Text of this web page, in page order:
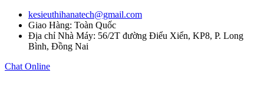
kesieuthihanatech@gmail.com
Giao Hàng: Toàn Quốc
Địa chỉ Nhà Máy: 56/2T đường Điểu Xiển, KP8, P. Long
Bình, Đồng Nai
Chat Online